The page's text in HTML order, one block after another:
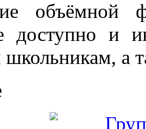
объёмной
доступно и
а